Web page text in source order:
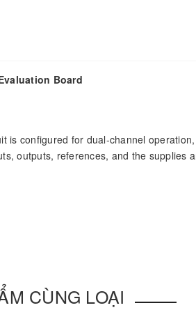
Board
is configured for dual-channel operation,
outputs, references, and the supplies
CÙNG LOẠI